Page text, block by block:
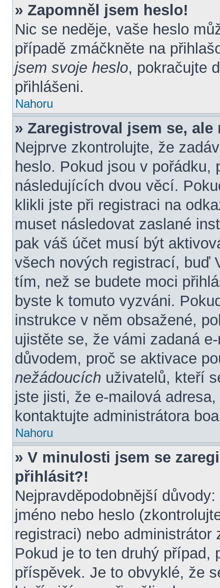
» Zapomněl jsem heslo!
Nic se neděje, vaše heslo
případě zmáčkněte na
jsem svoje heslo, pokračujte
přihlášeni.
Nahoru
» Zaregistroval jsem se,
Nejprve zkontrolujte, že
heslo. Pokud jsou v pořádku,
následujících dvou věcí.
klikli jste při registraci na
muset následovat zaslané
pak váš účet musí být
všech nových registrací, buď
tím, než se budete moci
byste k tomuto vyzváni.
instrukce v něm obsažené,
ujistěte se, že vámi zadaná
důvodem, proč se aktivace
nežádoucích uživatelů, kteří
jste jisti, že e-mailová
kontaktujte administrátora
Nahoru
» V minulosti jsem se
přihlásit?!
Nejpravděpodobnější
jméno nebo heslo
registraci) nebo
Pokud je to ten druhý případ,
příspěvek. Je to obvyklé, že